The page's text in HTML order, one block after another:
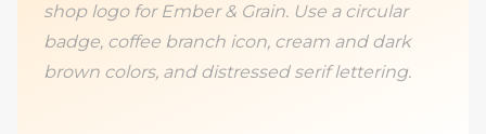
shop logo for Ember & Grain. Use a circular
badge, coffee branch icon, cream and dark
brown colors, and distressed serif lettering.